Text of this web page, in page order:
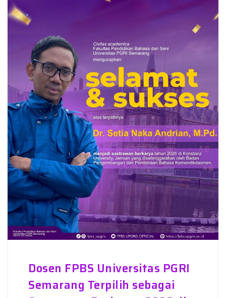
Dosen FPBS Universitas PGRI
Semarang Terpilih sebagai